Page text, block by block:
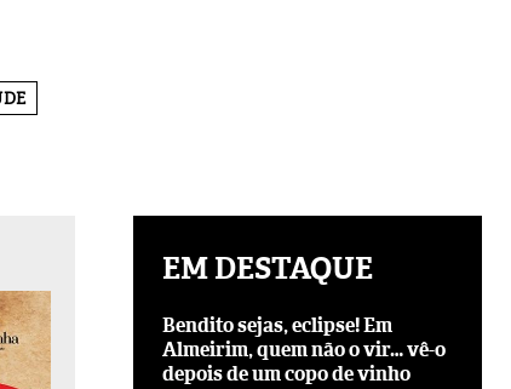
EM DESTAQUE
Bendito sejas, eclipse! Em
Almeirim, quem não o vir… vê-o
depois de um copo de vinho